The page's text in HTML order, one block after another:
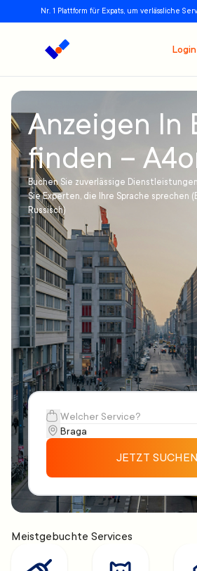
Nr. 1 Plattform für Expats, um verlässliche
Login
Anzeigen In
finden –
Buchen Sie zuverlässige
Sie Experten, die Ihre Sprache sprechen
Russisch)
JETZT SUCHEN
Meistgebuchte Services